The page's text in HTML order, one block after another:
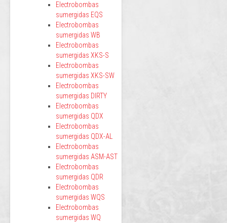
Electrobombas
sumergidas EQS
Electrobombas
sumergidas WB
Electrobombas
sumergidas XKS-S
Electrobombas
sumergidas XKS-SW
Electrobombas
sumergidas DIRTY
Electrobombas
sumergidas QDX
Electrobombas
sumergidas QDX-AL
Electrobombas
sumergidas ASM-AST
Electrobombas
sumergidas QDR
Electrobombas
sumergidas WQS
Electrobombas
sumergidas WQ